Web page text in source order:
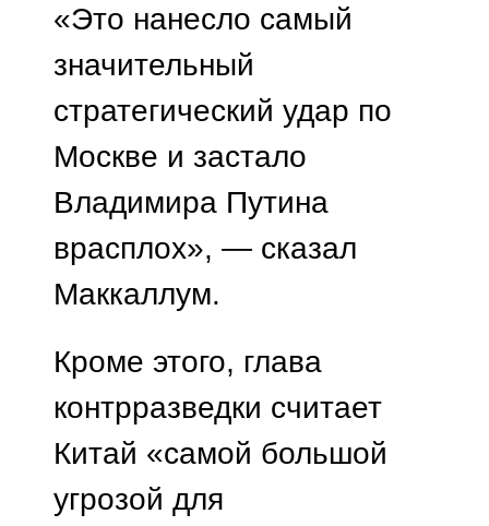
«Это нанесло самый
значительный
стратегический удар по
Москве и застало
Владимира Путина
врасплох», — сказал
Маккаллум.
Кроме этого, глава
контрразведки считает
Китай «самой большой
угрозой для